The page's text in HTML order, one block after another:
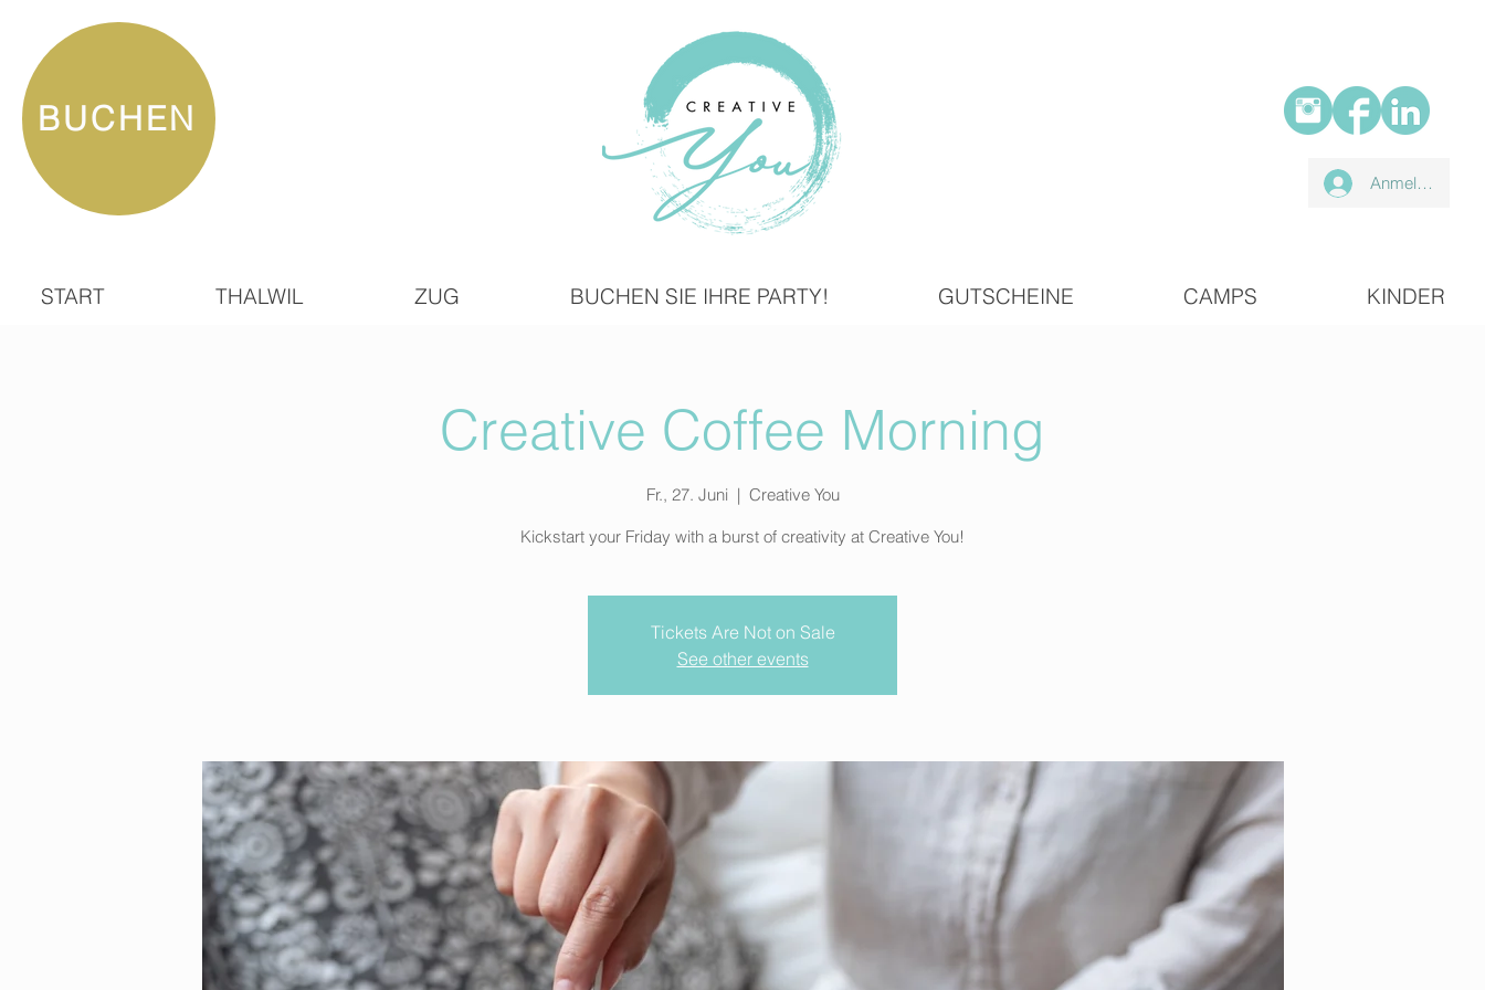
BUCHEN
Anmelden
START THALWIL ZUG BUCHEN SIE IHRE PARTY! GUTSCHEINE CAMPS KINDER
Creative Coffee Morning
Fr., 27. Juni
  |
Creative You
Kickstart your Friday with a burst of creativity at Creative You!
Tickets Are Not on Sale
See other events